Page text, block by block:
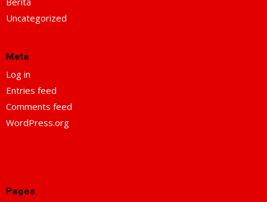
Uncategorized
Meta
Log in
Entries feed
Comments feed
WordPress.org
Pages